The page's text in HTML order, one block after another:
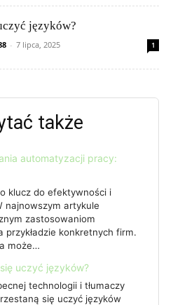
języków?
- 7 lipca, 2025 1
także
automatyzacji pracy:
klucz do efektywności i
najnowszym artykule
zastosowaniom
przykładzie konkretnych firm.
może…
uczyć języków?
technologii i tłumaczy
się uczyć języków